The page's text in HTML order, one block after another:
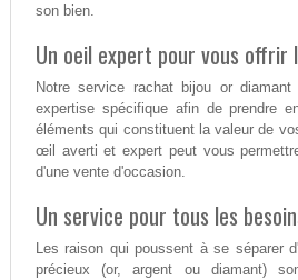
son bien.
Un oeil expert pour vous offrir
Notre service rachat bijou or diamant
expertise spécifique afin de prendre
éléments qui constituent la valeur de
œil averti et expert peut vous
d'une vente d'occasion.
Un service pour tous les
Les raison qui poussent à se séparer
précieux (or, argent ou diamant)